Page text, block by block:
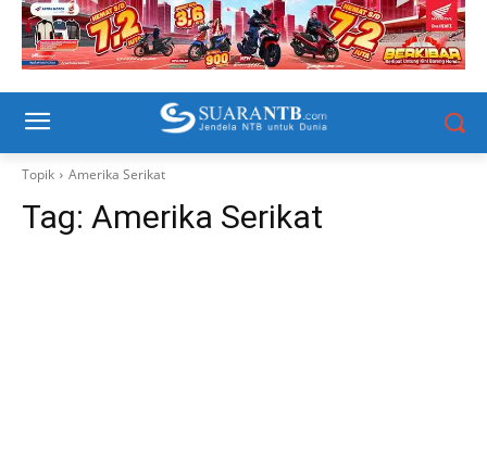
Topik Amerika Serikat
Tag: Amerika Serikat